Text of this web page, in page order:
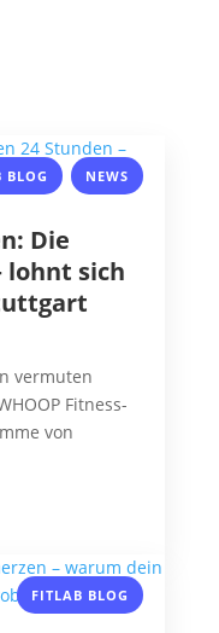
BLOG , NEWS
Die
lohnt sich
vermuten
Fitness-
von
FITLAB BLOG